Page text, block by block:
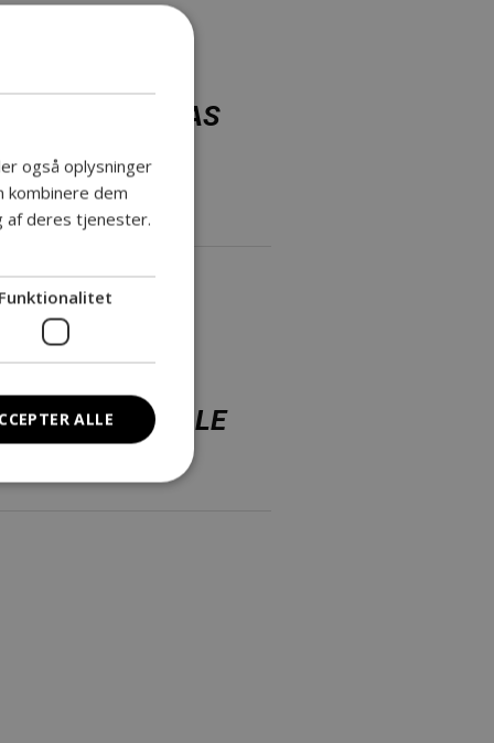
PROFIL, JONAS
FOR ALLE
også oplysninger
kombinere dem
af deres tjenester.
Funktionalitet
ALLE